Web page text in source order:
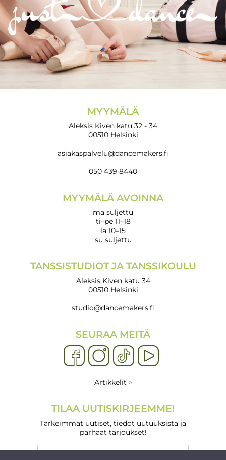
MYYMÄLÄ
Aleksis Kiven katu 32 - 34
00510 Helsinki
asiakaspalvelu@dancemakers.fi
050 439 8440
MYYMÄLÄ AVOINNA
ma suljettu
ti–pe 11–18
la 10–15
su suljettu
TANSSISTUDIOT JA TANSSIKOULU
Aleksis Kiven katu 34
00510 Helsinki
studio@dancemakers.fi
SEURAA MEITÄ
Artikkelit »
TILAA UUTISKIRJEEMME!
Tärkeimmät uutiset, tiedot uutuuksista ja
parhaat tarjoukset!